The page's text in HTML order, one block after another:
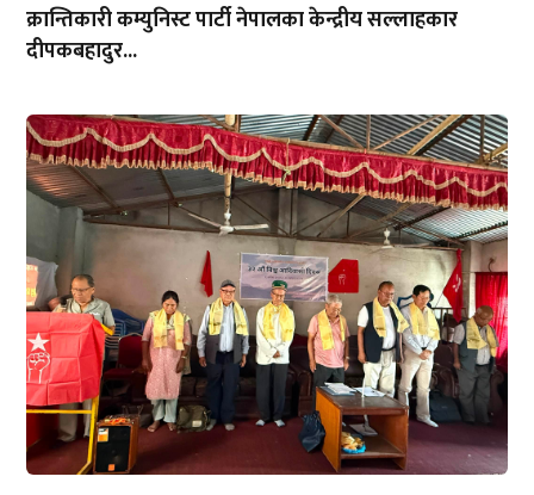
क्रान्तिकारी कम्युनिस्ट पार्टी नेपालका केन्द्रीय सल्लाहकार
दीपकबहादुर...